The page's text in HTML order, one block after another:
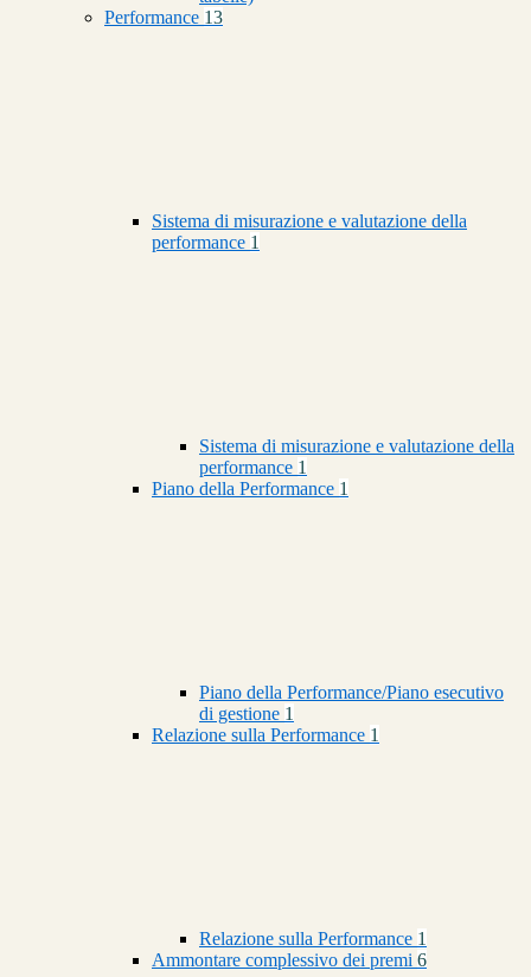
Performance 13
Sistema di misurazione e valutazione della
performance 1
Sistema di misurazione e valutazione della
performance 1
Piano della Performance 1
Piano della Performance/Piano esecutivo
di gestione 1
Relazione sulla Performance 1
Relazione sulla Performance 1
Ammontare complessivo dei premi 6